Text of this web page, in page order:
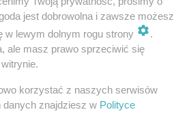
jest dobrowolna i zawsze możesz
w lewym dolnym rogu strony
ale masz prawo sprzeciwić się
korzystać z naszych serwisów
danych znajdziesz w Polityce